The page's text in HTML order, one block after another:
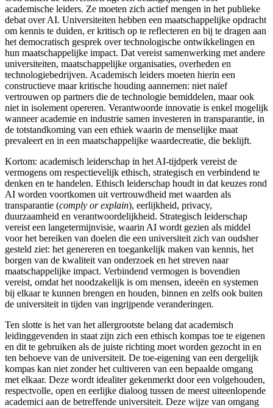
academische leiders. Ze moeten zich actief mengen in het publieke
debat over AI. Universiteiten hebben een maatschappelijke opdracht
om kennis te duiden, er kritisch op te reflecteren en bij te dragen aan
het democratisch gesprek over technologische ontwikkelingen en
hun maatschappelijke impact. Dat vereist samenwerking met andere
universiteiten, maatschappelijke organisaties, overheden en
technologiebedrijven. Academisch leiders moeten hierin een
constructieve maar kritische houding aannemen: niet naïef
vertrouwen op partners die de technologie bemiddelen, maar ook
niet in isolement opereren. Verantwoorde innovatie is enkel mogelijk
wanneer academie en industrie samen investeren in transparantie, in
de totstandkoming van een ethiek waarin de menselijke maat
prevaleert en in een maatschappelijke waardecreatie, die beklijft.
Kortom: academisch leiderschap in het AI-tijdperk vereist de
vermogens om respectievelijk ethisch, strategisch en verbindend te
denken en te handelen. Ethisch leiderschap houdt in dat keuzes rond
AI worden voortkomen uit vertrouwdheid met waarden als
transparantie (comply or explain), eerlijkheid, privacy,
duurzaamheid en verantwoordelijkheid. Strategisch leiderschap
vereist een langetermijnvisie, waarin AI wordt gezien als middel
voor het bereiken van doelen die een universiteit zich van oudsher
gesteld ziet: het genereren en toegankelijk maken van kennis, het
borgen van de kwaliteit van onderzoek en het streven naar
maatschappelijke impact. Verbindend vermogen is bovendien
vereist, omdat het noodzakelijk is om mensen, ideeën en systemen
bij elkaar te kunnen brengen en houden, binnen en zelfs ook buiten
de universiteit in tijden van ingrijpende veranderingen.
Ten slotte is het van het allergrootste belang dat academisch
leidinggevenden in staat zijn zich een ethisch kompas toe te eigenen
en dit te gebruiken als de juiste richting moet worden gezocht in en
ten behoeve van de universiteit. De toe-eigening van een dergelijk
kompas kan niet zonder het cultiveren van een bepaalde omgang
met elkaar. Deze wordt idealiter gekenmerkt door een volgehouden,
respectvolle, open en eerlijke dialoog tussen de meest uiteenlopende
academici aan de betreffende universiteit. Deze wijze van omgang